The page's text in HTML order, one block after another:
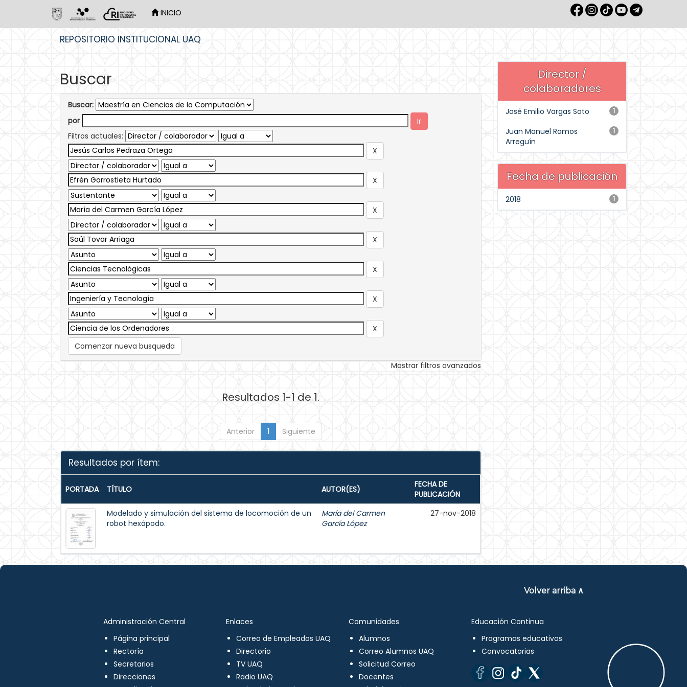
INICIO
REPOSITORIO INSTITUCIONAL UAQ
Buscar
Buscar:
por
Filtros actuales:
Comenzar nueva busqueda
Mostrar filtros avanzados
Resultados 1-1 de 1.
Anterior 1 Siguiente
Resultados por ítem:
PORTADA TÍTULO AUTOR(ES)
FECHA DE
PUBLICACIÓN
Modelado y simulación del sistema de locomoción de un
robot hexápodo.
María del Carmen
García López
27-nov-2018
Director /
colaboradores
1
José Emilio Vargas Soto
1
Juan Manuel Ramos
Arreguín
Fecha de publicación
1
2018
Volver arriba ∧
Administración Central
Página principal
Rectoría
Secretarios
Direcciones
Enlaces
Correo de Empleados UAQ
Directorio
TV UAQ
Radio UAQ
Comunidades
Alumnos
Correo Alumnos UAQ
Solicitud Correo
Docentes
Educación Continua
Programas educativos
Convocatorias